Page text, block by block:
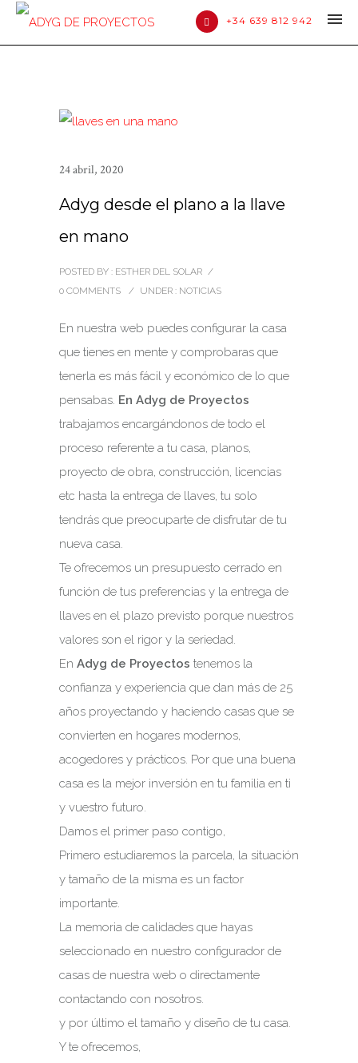
+34 639 812 942
24 abril, 2020
Adyg desde el plano a la llave
en mano
POSTED BY : ESTHER DEL SOLAR /
0 COMMENTS
/ UNDER : NOTICIAS
En nuestra web puedes configurar la casa
que tienes en mente y comprobaras que
tenerla es más fácil y económico de lo que
pensabas. En Adyg de Proyectos
trabajamos encargándonos de todo el
proceso referente a tu casa, planos,
proyecto de obra, construcción, licencias
etc hasta la entrega de llaves, tu solo
tendrás que preocuparte de disfrutar de tu
nueva casa.
Te ofrecemos un presupuesto cerrado en
función de tus preferencias y la entrega de
llaves en el plazo previsto porque nuestros
valores son el rigor y la seriedad.
En Adyg de Proyectos tenemos la
confianza y experiencia que dan más de 25
años proyectando y haciendo casas que se
convierten en hogares modernos,
acogedores y prácticos. Por que una buena
casa es la mejor inversión en tu familia en ti
y vuestro futuro.
Damos el primer paso contigo,
Primero estudiaremos la parcela, la situación
y tamaño de la misma es un factor
importante.
La memoria de calidades que hayas
seleccionado en nuestro configurador de
casas de nuestra web o directamente
contactando con nosotros.
y por último el tamaño y diseño de tu casa.
Y te ofrecemos,